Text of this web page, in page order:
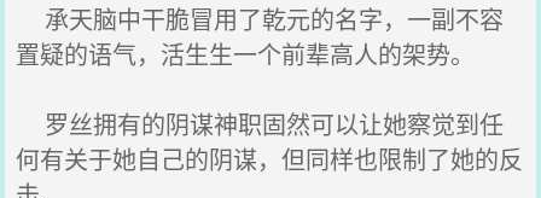
承天脑中干脆冒用了乾元的名字，一副不容
置疑的语气，活生生一个前辈高人的架势。
罗丝拥有的阴谋神职固然可以让她察觉到任
何有关于她自己的阴谋，但同样也限制了她的反